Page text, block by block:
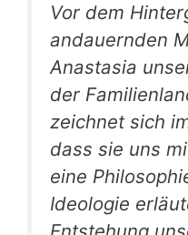
Vor dem
andauernden
Anastasia
der
zeichnet sich
dass sie uns
eine
Ideologie